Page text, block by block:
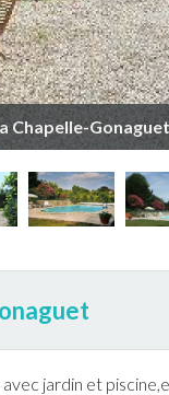
Chapelle-Gonaguet
jardin et piscine